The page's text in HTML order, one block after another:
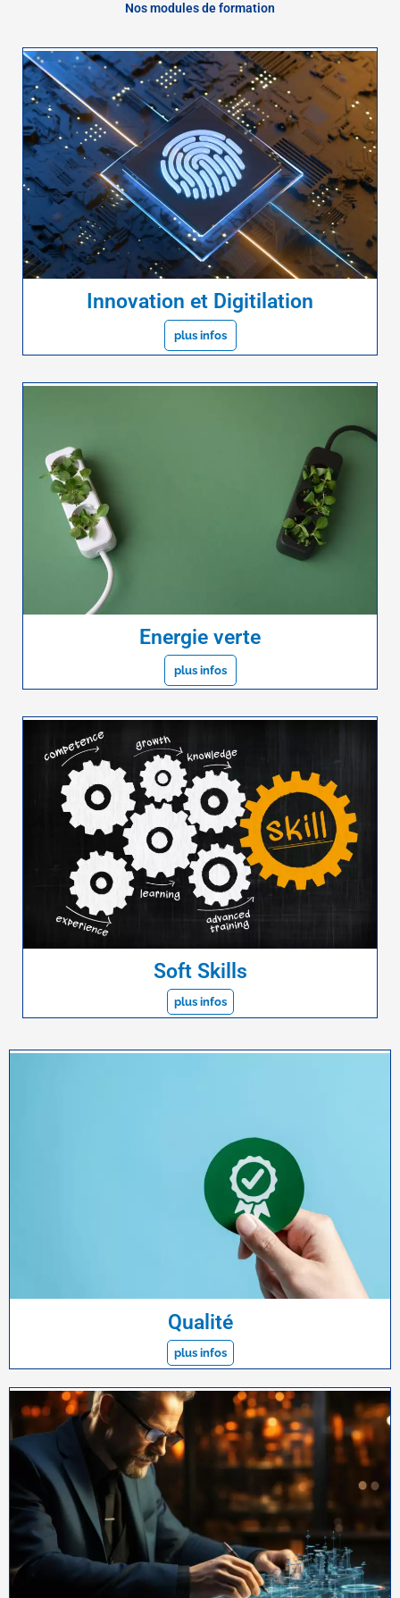
Nos modules de formation
Innovation et Digitilation
plus infos
Energie verte
plus infos
Soft Skills
plus infos
Qualité
plus infos